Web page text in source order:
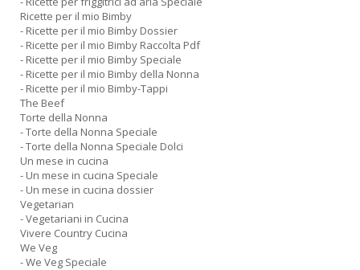
Ricette per il mio Bimby
- Ricette per il mio Bimby Dossier
- Ricette per il mio Bimby Raccolta Pdf
- Ricette per il mio Bimby Speciale
- Ricette per il mio Bimby della Nonna
- Ricette per il mio Bimby-Tappi
The Beef
Torte della Nonna
- Torte della Nonna Speciale
- Torte della Nonna Speciale Dolci
Un mese in cucina
- Un mese in cucina Speciale
- Un mese in cucina dossier
Vegetarian
- Vegetariani in Cucina
Vivere Country Cucina
We Veg
- We Veg Speciale